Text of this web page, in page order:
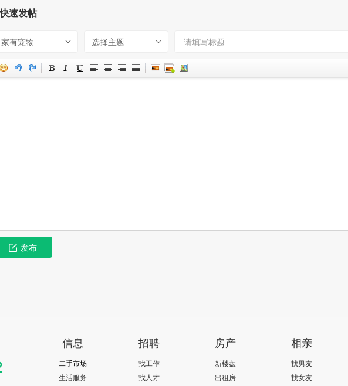
快速发帖
家有宠物 选择主题
发布
信息
二手市场
生活服务
招聘
找工作
找人才
房产
新楼盘
出租房
相亲
找男友
找女友